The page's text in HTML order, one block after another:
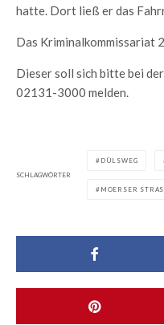
hatte. Dort ließ er das
Das Kriminalkommissariat
Dieser soll sich bitte bei
02131-3000 melden.
SCHLAGWÖRTER
DÜLSWEG
MOERSER